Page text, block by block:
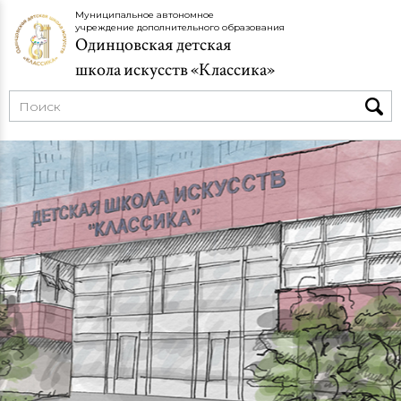
Муниципальное автономное
учреждение дополнительного образования
Одинцовская детская
школа искусств «Классика»